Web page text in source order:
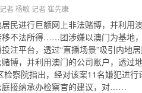
者 杨敏 记者 崔先康
民进行巨额网上非法赌博，并利用
移不法所得……团涉嫌以澳门为基地
注平台，透过“直播场景”吸引内地
博，并利用澳门的公司账户，透过
察院指出，经对该案11名嫌犯进
庭接纳承办检察官的建议，对……